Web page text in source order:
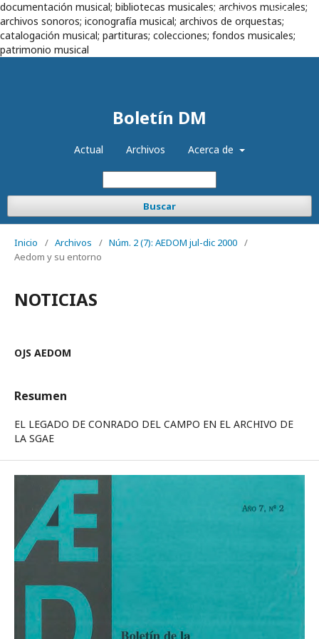
documentación musical; bibliotecas musicales; archivos musicales;
archivos sonoros; iconografía musical; archivos de orquestas;
catalogación musical; partituras; colecciones; fondos musicales;
patrimonio musical
Boletín DM
Actual Archivos Acerca de
Buscar
Registrarse Entrar
Inicio / Archivos / Núm. 2 (7): AEDOM jul-dic 2000 /
Aedom y su entorno
NOTICIAS
OJS AEDOM
Resumen
EL LEGADO DE CONRADO DEL CAMPO EN EL ARCHIVO DE
LA SGAE